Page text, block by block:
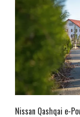
Nissan Qashqai e-